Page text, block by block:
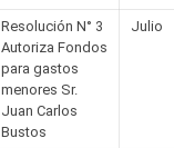
Resolución N° 3
Autoriza Fondos
para gastos
menores Sr.
Juan Carlos
Bustos
Julio